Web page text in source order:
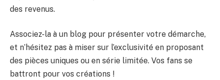
des revenus.
Associez-la à un blog pour présenter votre démarche,
et n’hésitez pas à miser sur l’exclusivité en proposant
des pièces uniques ou en série limitée. Vos fans se
battront pour vos créations !